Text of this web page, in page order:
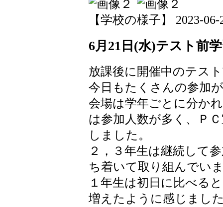
【学校の様子】 2023-
6月21日(水)テスト前
放課後に開催中のテス
今日もたくさんの参加
会場は学年ごとに分か
は参加人数が多く、Ｐ
しました。
２，３年生は継続して
ち着いて取り組んでい
１年生は初日に比べる
増えたように感じまし